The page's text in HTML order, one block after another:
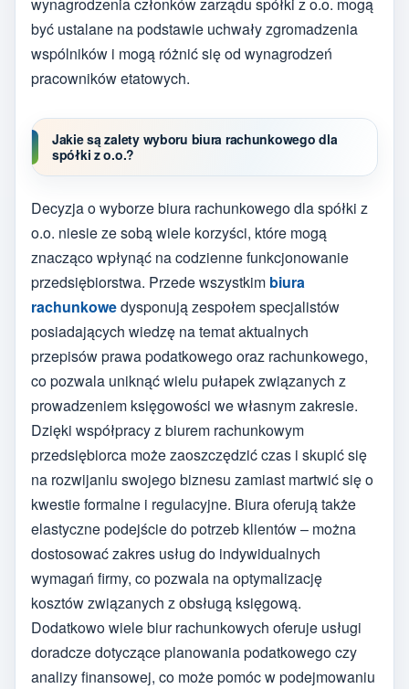
być ustalane na podstawie uchwały zgromadzenia
wspólników i mogą różnić się od wynagrodzeń
pracowników etatowych.
Jakie są zalety wyboru biura rachunkowego dla
spółki z o.o.?
Decyzja o wyborze biura rachunkowego dla spółki z
o.o. niesie ze sobą wiele korzyści, które mogą
znacząco wpłynąć na codzienne funkcjonowanie
przedsiębiorstwa. Przede wszystkim biura
rachunkowedysponują zespołem specjalistów
posiadających wiedzę na temat aktualnych
przepisów prawa podatkowego oraz rachunkowego,
co pozwala uniknąć wielu pułapek związanych z
prowadzeniem księgowości we własnym zakresie.
Dzięki współpracy z biurem rachunkowym
przedsiębiorca może zaoszczędzić czas i skupić się
na rozwijaniu swojego biznesu zamiast martwić się o
kwestie formalne i regulacyjne. Biura oferują także
elastyczne podejście do potrzeb klientów – można
dostosować zakres usług do indywidualnych
wymagań firmy, co pozwala na optymalizację
kosztów związanych z obsługą księgową.
Dodatkowo wiele biur rachunkowych oferuje usługi
doradcze dotyczące planowania podatkowego czy
analizy finansowej, co może pomóc w podejmowaniu